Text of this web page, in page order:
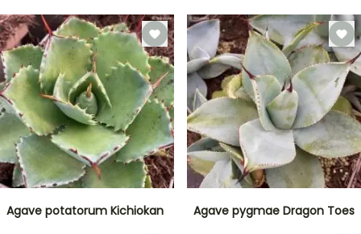
Agave potatorum Kichiokan Agave pygmae Dragon Toes